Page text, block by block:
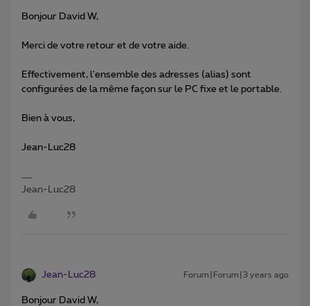
Bonjour David W,
Merci de votre retour et de votre aide.
Effectivement, l'ensemble des adresses (alias) sont
configurées de la même façon sur le PC fixe et le portable.
Bien à vous,
Jean-Luc28
Jean-Luc28
Jean-Luc28 Forum|Forum|3 years ago
Bonjour David W,